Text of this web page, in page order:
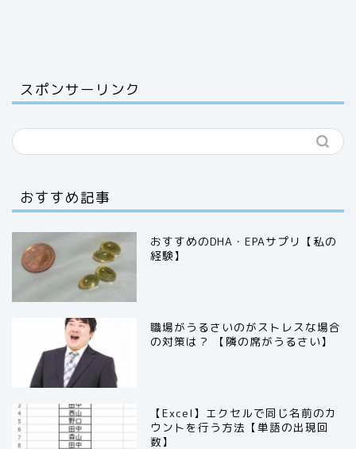
スポンサーリンク
おすすめ記事
おすすめのDHA・EPAサプリ【私の
経験】
職場がうるさいのがストレスな場合
の対策は？ 【隣の席がうるさい】
【Excel】エクセルで同じ名前のカ
ウントを行う方法【単語の出現回
数】